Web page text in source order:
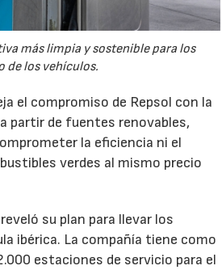
más limpia y sostenible para los
de los vehículos.
el compromiso de Repsol con la
partir de fuentes renovables,
la eficiencia ni el
verdes al mismo precio
reveló su plan para llevar los
ibérica. La compañía tiene como
estaciones de servicio para el